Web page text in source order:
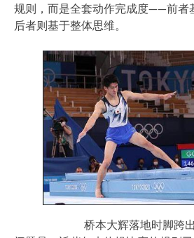
规则，而是全套动作完成度——前者
后者则基于整体思维。
桥本大辉落地时脚跨